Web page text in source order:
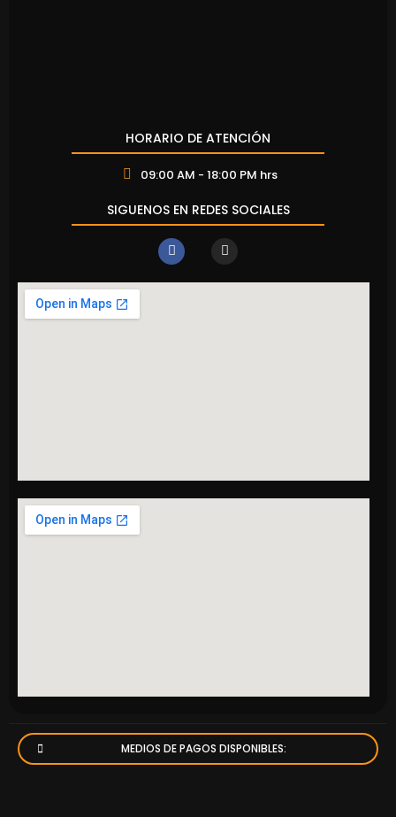
HORARIO DE ATENCIÓN
09:00 AM - 18:00 PM hrs
SIGUENOS EN REDES SOCIALES
MEDIOS DE PAGOS DISPONIBLES: